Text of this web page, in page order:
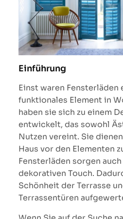
Einführung
Einst waren Fensterläden
funktionales Element in
haben sie sich zu einem
entwickelt, das sowohl
Nutzen vereint. Sie
Haus vor den Elementen
Fensterläden sorgen
dekorativen Touch.
Schönheit der Terrasse
Terrassentüren